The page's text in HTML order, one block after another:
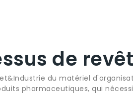
de
du matériel
pharmaceutiques, qui